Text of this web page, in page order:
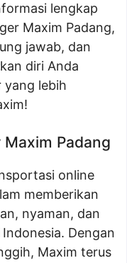
lengkap
Maxim Padang,
jawab, dan
diri Anda
yang lebih
Padang
online
memberikan
nyaman, dan
Dengan
Maxim terus